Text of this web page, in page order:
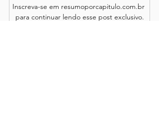
Inscreva-se em resumoporcapitulo.com.br
para continuar lendo esse post exclusivo.